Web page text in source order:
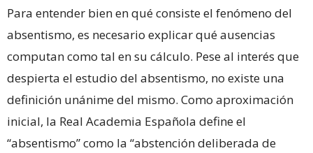
Para entender bien en qué consiste el fenómeno del
absentismo, es necesario explicar qué ausencias
computan como tal en su cálculo. Pese al interés que
despierta el estudio del absentismo, no existe una
definición unánime del mismo. Como aproximación
inicial, la Real Academia Española define el
“absentismo” como la “abstención deliberada de